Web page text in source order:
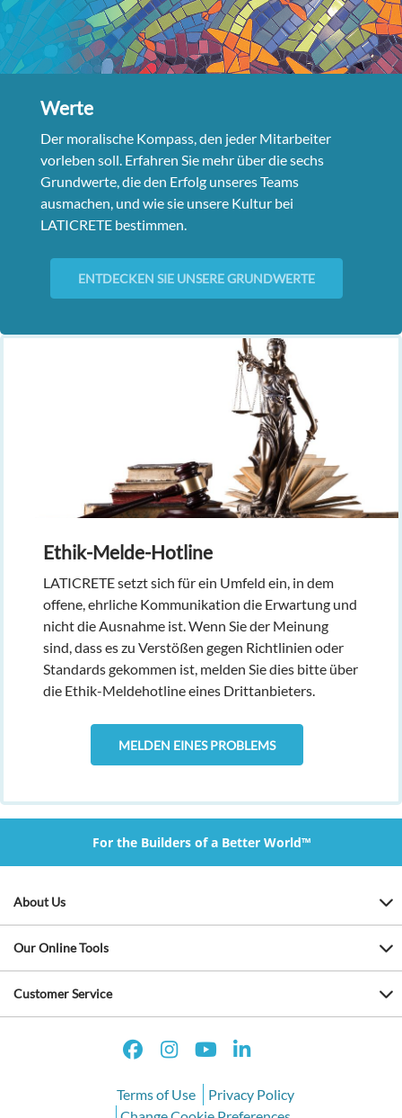
Werte
Der moralische Kompass, den jeder Mitarbeiter
vorleben soll. Erfahren Sie mehr über die sechs
Grundwerte, die den Erfolg unseres Teams
ausmachen, und wie sie unsere Kultur bei
LATICRETE bestimmen.
ENTDECKEN SIE UNSERE GRUNDWERTE
Ethik-Melde-Hotline
LATICRETE setzt sich für ein Umfeld ein, in dem
offene, ehrliche Kommunikation die Erwartung und
nicht die Ausnahme ist. Wenn Sie der Meinung
sind, dass es zu Verstößen gegen Richtlinien oder
Standards gekommen ist, melden Sie dies bitte über
die Ethik-Meldehotline eines Drittanbieters.
MELDEN EINES PROBLEMS
For the Builders of a Better World™
About Us
Our Online Tools
Customer Service
Terms of Use
Privacy Policy